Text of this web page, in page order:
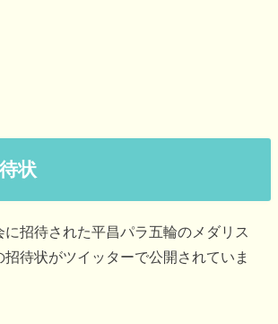
状
招待された平昌パラ五輪のメダリス
招待状がツイッターで公開されていま